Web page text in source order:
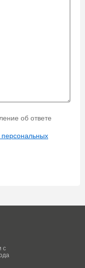
об ответе
персональных
с